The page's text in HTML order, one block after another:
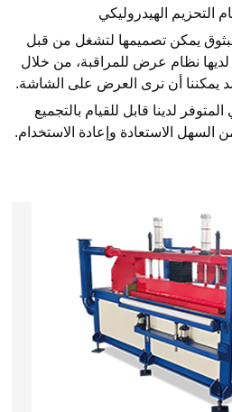
التحزيم الهيدروليكي
يمكن تصميمها لتشغل من قبل
نظام عرض للمراقبة، من خلال
يمكننا أن نرى العرض على الشاشة.
لدينا قابل للقيام بالتجميع
السهل الاستعادة وإعادة الاستخدام.